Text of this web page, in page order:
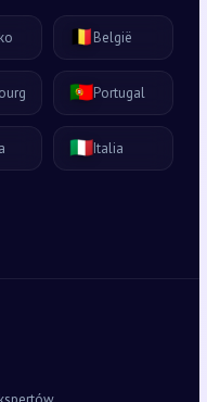
🇧🇪België
🇵🇹Portugal
🇮🇹Italia